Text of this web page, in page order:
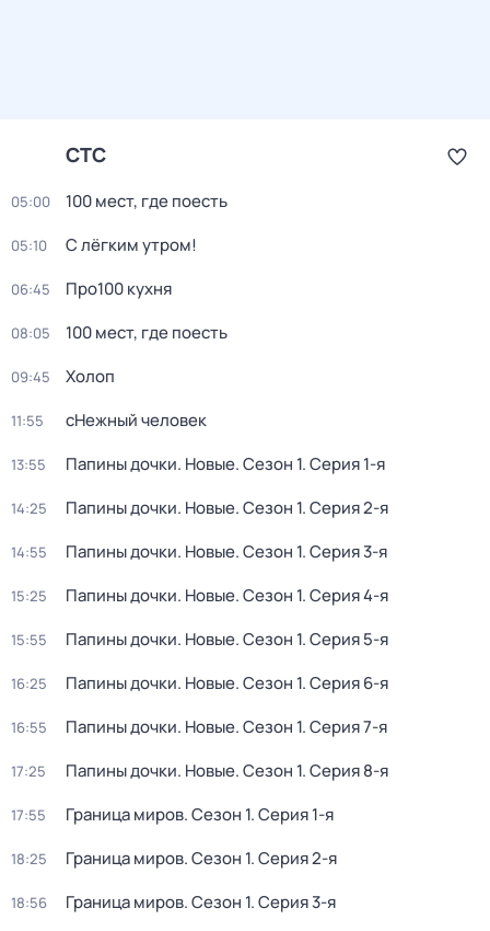
СТС
05:00 100 мест, где поесть
05:10 С лёгким утром!
06:45 Про100 кухня
08:05 100 мест, где поесть
09:45 Холоп
11:55 сНежный человек
13:55 Папины дочки. Новые. Сезон 1. Серия 1-я
14:25 Папины дочки. Новые. Сезон 1. Серия 2-я
14:55 Папины дочки. Новые. Сезон 1. Серия 3-я
15:25 Папины дочки. Новые. Сезон 1. Серия 4-я
15:55 Папины дочки. Новые. Сезон 1. Серия 5-я
16:25 Папины дочки. Новые. Сезон 1. Серия 6-я
16:55 Папины дочки. Новые. Сезон 1. Серия 7-я
17:25 Папины дочки. Новые. Сезон 1. Серия 8-я
17:55 Граница миров. Сезон 1. Серия 1-я
18:25 Граница миров. Сезон 1. Серия 2-я
18:56 Граница миров. Сезон 1. Серия 3-я